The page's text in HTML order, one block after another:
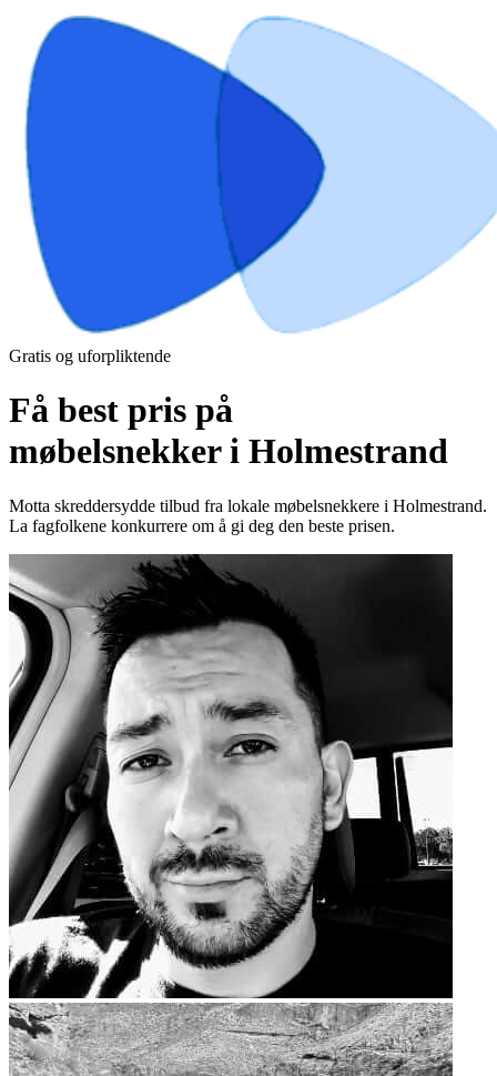
Gratis og uforpliktende
Få best pris på
møbelsnekker i Holmestrand
Motta skreddersydde tilbud fra lokale møbelsnekkere i Holmestrand.
La fagfolkene konkurrere om å gi deg den beste prisen.